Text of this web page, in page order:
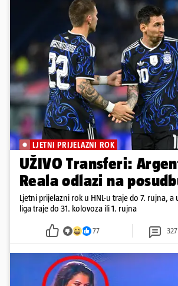
LJETNI PRIJELAZNI ROK
UŽIVO Transferi:
Reala odlazi na
Ljetni prijelazni rok u HNL-u traje do 7. rujna, a
liga traje do 31. kolovoza ili 1. rujna
77 327